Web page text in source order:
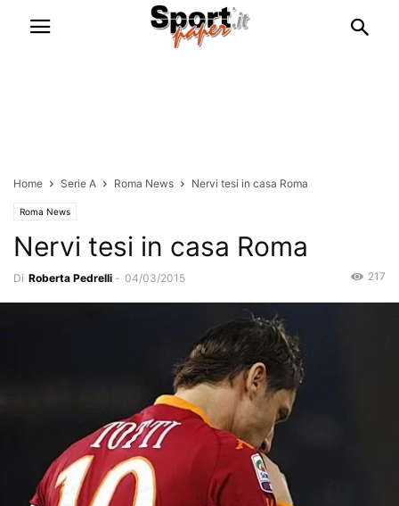
Home Serie A Roma News Nervi tesi in casa Roma
Roma News
Nervi tesi in casa Roma
Di Roberta Pedrelli - 04/03/2015 217